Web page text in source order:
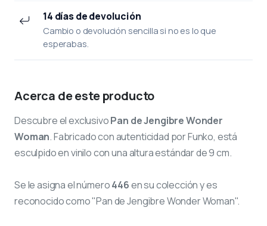
14 días de devolución
Cambio o devolución sencilla si no es lo que
esperabas.
Acerca de este producto
Descubre el exclusivoPan de Jengibre Wonder
Woman. Fabricado con autenticidad por Funko, está
esculpido en vinilo con una altura estándar de 9 cm.
Se le asigna el número446en su colección y es
reconocido como "Pan de Jengibre Wonder Woman".